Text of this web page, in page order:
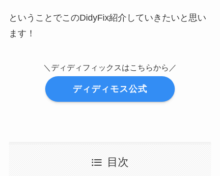
ということでこのDidyFix紹介していきたいと思い
ます！
＼ディディフィックスはこちらから／
ディディモス公式
目次